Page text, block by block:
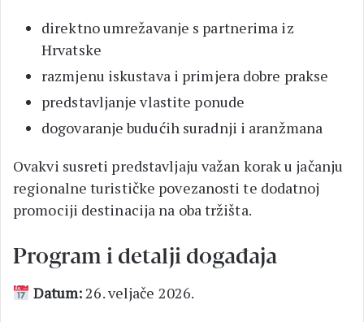
direktno umrežavanje s partnerima iz
Hrvatske
razmjenu iskustava i primjera dobre prakse
predstavljanje vlastite ponude
dogovaranje budućih suradnji i aranžmana
Ovakvi susreti predstavljaju važan korak u jačanju
regionalne turističke povezanosti te dodatnoj
promociji destinacija na oba tržišta.
Program i detalji događaja
Datum:26. veljače 2026.